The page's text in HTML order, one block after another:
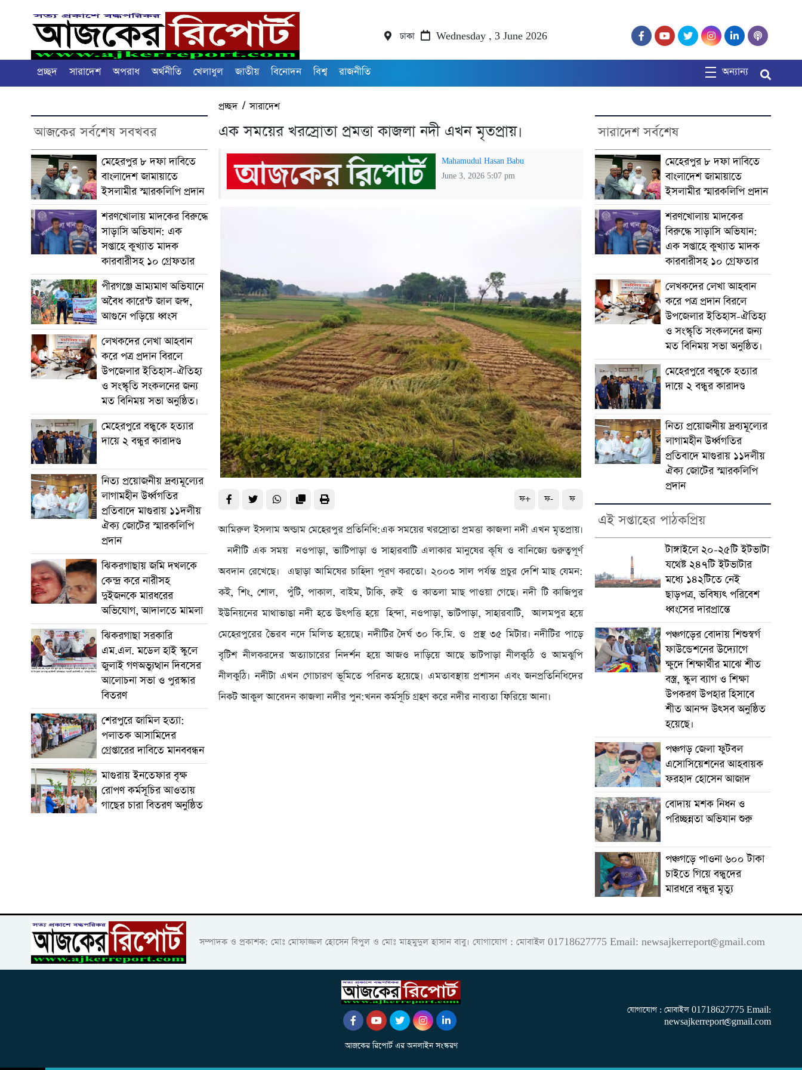
ঢাকা Wednesday , 3 June 2026
প্রচ্ছদ সারাদেশ অপরাধ অর্থনীতি খেলাধুল জাতীয় বিনোদন বিশ্ব রাজনীতি অন্যান্য
আজকের সর্বশেষ সবখবর
মেহেরপুর ৮ দফা দাবিতে
বাংলাদেশ জামায়াতে
ইসলামীর স্মারকলিপি প্রদান
শরণখোলায় মাদকের বিরুদ্ধে
সাড়াসি অভিযান: এক
সপ্তাহে কুখ্যাত মাদক
কারবারীসহ ১০ গ্রেফতার
পীরগঞ্জে ভ্রাম্যমাণ অভিযানে
অবৈধ কারেন্ট জাল জব্দ,
আগুনে পড়িয়ে ধ্বংস
লেখকদের লেখা আহবান
করে পত্র প্রদান বিরলে
উপজেলার ইতিহাস-ঐতিহ্য
ও সংস্কৃতি সংকলনের জন্য
মত বিনিময় সভা অনুষ্ঠিত।
মেহেরপুরে বন্ধুকে হত্যার
দায়ে ২ বন্ধুর কারাদণ্ড
নিত্য প্রয়োজনীয় দ্রব্যমূল্যের
লাগামহীন উর্ধ্বগতির
প্রতিবাদে মাগুরায় ১১দলীয়
ঐক্য জোটের স্মারকলিপি
প্রদান
ঝিকরগাছায় জমি দখলকে
কেন্দ্র করে নারীসহ
দুইজনকে মারধরের
অভিযোগ, আদালতে মামলা
ঝিকরগাছা সরকারি
এম.এল. মডেল হাই স্কুলে
জুলাই গণঅভ্যুত্থান দিবসের
আলোচনা সভা ও পুরস্কার
বিতরণ
শেরপুরে জামিল হত্যা:
পলাতক আসামিদের
গ্রেপ্তারের দাবিতে মানববন্ধন
মাগুরায় ইনতেফার বৃক্ষ
রোপণ কর্মসূচির আওতায়
গাছের চারা বিতরণ অনুষ্ঠিত
প্রচ্ছদ/সারাদেশ
এক সময়ের খরস্রোতা প্রমত্তা কাজলা নদী এখন মৃতপ্রায়।
Mahamudul Hasan Babu
June 3, 2026 5:07 pm
ফ+ ফ- ফ
আমিরুল ইসলাম অল্ডাম মেহেরপুর প্রতিনিধি:এক সময়ের খরস্রোতা প্রমত্তা কাজলা নদী এখন মৃতপ্রায়।
নদীটি এক সময় নওপাড়া, ভাটিপাড়া ও সাহারবাটি এলাকার মানুষের কৃষি ও বানিজ্যে গুরুত্বপূর্ণ
অবদান রেখেছে। এছাড়া আমিষের চাহিদা পূরণ করতো। ২০০৩ সাল পর্যন্ত প্রচুর দেশি মাছ যেমন:
কই, শিং, শোল, পুঁটি, পাকাল, বাইম, টাকি, রুই ও কাতলা মাছ পাওয়া গেছে। নদী টি কাজিপুর
ইউনিয়নের মাথাভাঙা নদী হতে উৎপত্তি হয়ে হিন্দা, নওপাড়া, ভাটপাড়া, সাহারবাটি, আলমপুর হয়ে
মেহেরপুরের ভৈরব নদে মিলিত হয়েছে। নদীটির দৈর্ঘ ৩০ কি.মি. ও প্রস্থ ৩৫ মিটার। নদীটির পাড়ে
বৃটিশ নীলকরদের অত্যাচারের নিদর্শন হয়ে আজও দাড়িয়ে আছে ভাটপাড়া নীলকুঠি ও আমঝুপি
নীলকুঠি। নদীটা এখন গোচারণ ভূমিতে পরিনত হয়েছে। এমতাবস্থায় প্রশাসন এবং জনপ্রতিনিধিদের
নিকট আকুল আবেদন কাজলা নদীর পুন:খনন কর্মসূচি গ্রহণ করে নদীর নাব্যতা ফিরিয়ে আনা।
সারাদেশ সর্বশেষ
মেহেরপুর ৮ দফা দাবিতে
বাংলাদেশ জামায়াতে
ইসলামীর স্মারকলিপি প্রদান
শরণখোলায় মাদকের
বিরুদ্ধে সাড়াসি অভিযান:
এক সপ্তাহে কুখ্যাত মাদক
কারবারীসহ ১০ গ্রেফতার
লেখকদের লেখা আহবান
করে পত্র প্রদান বিরলে
উপজেলার ইতিহাস-ঐতিহ্য
ও সংস্কৃতি সংকলনের জন্য
মত বিনিময় সভা অনুষ্ঠিত।
মেহেরপুরে বন্ধুকে হত্যার
দায়ে ২ বন্ধুর কারাদণ্ড
নিত্য প্রয়োজনীয় দ্রব্যমূল্যের
লাগামহীন উর্ধ্বগতির
প্রতিবাদে মাগুরায় ১১দলীয়
ঐক্য জোটের স্মারকলিপি
প্রদান
এই সপ্তাহের পাঠকপ্রিয়
টাঙ্গাইলে ২০-২৫টি ইটভাটা
যথেষ্ট ২৪৭টি ইটভাটার
মধ্যে ১৪২টিতে নেই
ছাড়পত্র, ভবিষ্যৎ পরিবেশ
ধ্বংসের দারপ্রান্তে
পঞ্চগড়ের বোদায় শিশুস্বর্গ
ফাউন্ডেশনের উদ্যোগে
ক্ষুদে শিক্ষার্থীর মাঝে শীত
বস্ত্র, স্কুল ব্যাগ ও শিক্ষা
উপকরণ উপহার হিসাবে
শীত আনন্দ উৎসব অনুষ্ঠিত
হয়েছে।
পঞ্চগড় জেলা ফুটবল
এসোসিয়েশনের আহবায়ক
ফরহাদ হোসেন আজাদ
বোদায় মশক নিধন ও
পরিচ্ছন্নতা অভিযান শুরু
পঞ্চগড়ে পাওনা ৬০০ টাকা
চাইতে গিয়ে বন্ধুদের
মারধরে বন্ধুর মৃত্যু
সম্পাদক ও প্রকাশক: মোঃ মোফাজ্জল হোসেন বিপুল ও মোঃ মাহমুদুল হাসান বাবু। যোগাযোগ : মোবাইল 01718627775 Email: newsajkerreport@gmail.com
আজকের রিপোর্ট এর অনলাইন সংস্করণ
যোগাযোগ : মোবাইল 01718627775 Email:
newsajkerreport@gmail.com